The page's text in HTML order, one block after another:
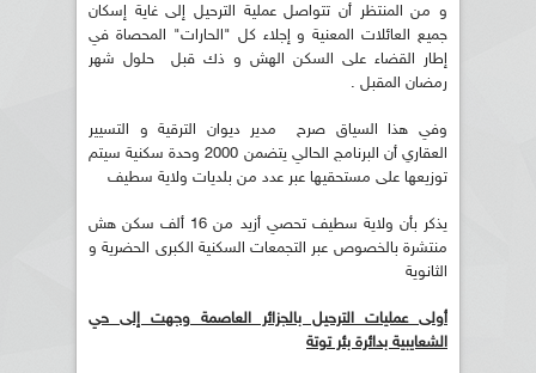
و من المنتظر أن تتواصل عملية الترحيل إلى غاية إسكان
جميع العائلات المعنية و إجلاء كل "الحارات" المحصاة في
إطار القضاء على السكن الهش و ذك قبل حلول شهر
رمضان المقبل .
وفي هذا السياق صرح مدير ديوان الترقية و التسيير
العقاري أن البرنامج الحالي يتضمن 2000 وحدة سكنية سيتم
توزيعها على مستحقيها عبر عدد من بلديات ولاية سطيف
يذكر بأن ولاية سطيف تحصي أزيد من 16 ألف سكن هش
منتشرة بالخصوص عبر التجمعات السكنية الكبرى الحضرية و
الثانوية
أولى عمليات الترحيل بالجزائر العاصمة وجهت إلى حي
الشعايبية بدائرة بئر توتة